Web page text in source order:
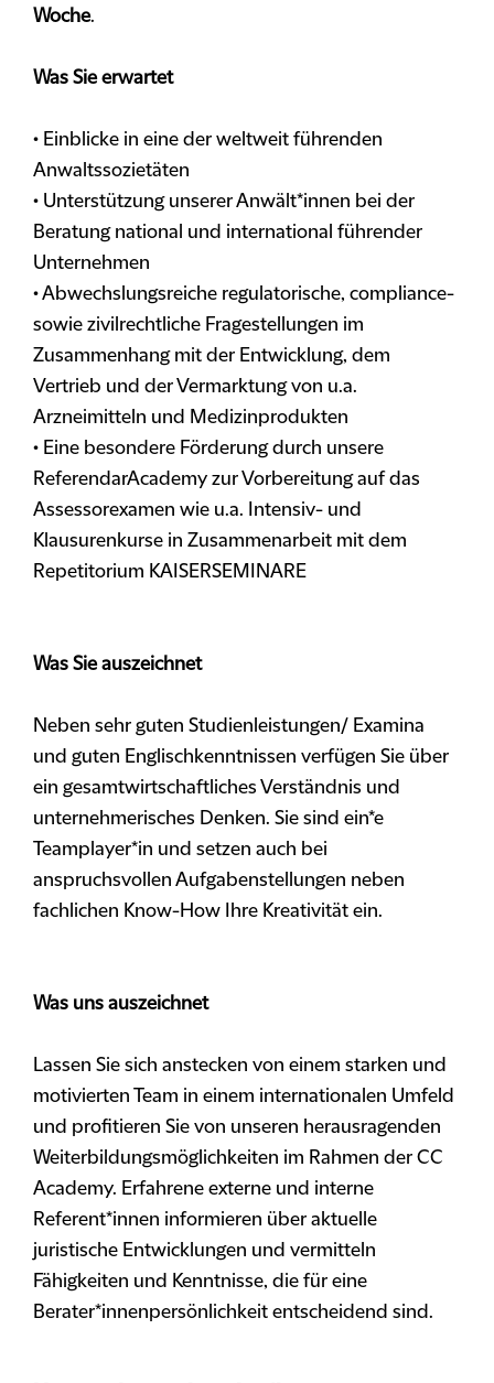
Woche.
Was Sie erwartet
• Einblicke in eine der weltweit führenden
Anwaltssozietäten
• Unterstützung unserer Anwält*innen bei der
Beratung national und international führender
Unternehmen
• Abwechslungsreiche regulatorische, compliance-
sowie zivilrechtliche Fragestellungen im
Zusammenhang mit der Entwicklung, dem
Vertrieb und der Vermarktung von u.a.
Arzneimitteln und Medizinprodukten
• Eine besondere Förderung durch unsere
ReferendarAcademy zur Vorbereitung auf das
Assessorexamen wie u.a. Intensiv- und
Klausurenkurse in Zusammenarbeit mit dem
Repetitorium KAISERSEMINARE
Was Sie auszeichnet
Neben sehr guten Studienleistungen/ Examina
und guten Englischkenntnissen verfügen Sie über
ein gesamtwirtschaftliches Verständnis und
unternehmerisches Denken. Sie sind ein*e
Teamplayer*in und setzen auch bei
anspruchsvollen Aufgabenstellungen neben
fachlichen Know-How Ihre Kreativität ein.
Was uns auszeichnet
Lassen Sie sich anstecken von einem starken und
motivierten Team in einem internationalen Umfeld
und profitieren Sie von unseren herausragenden
Weiterbildungsmöglichkeiten im Rahmen der CC
Academy. Erfahrene externe und interne
Referent*innen informieren über aktuelle
juristische Entwicklungen und vermitteln
Fähigkeiten und Kenntnisse, die für eine
Berater*innenpersönlichkeit entscheidend sind.